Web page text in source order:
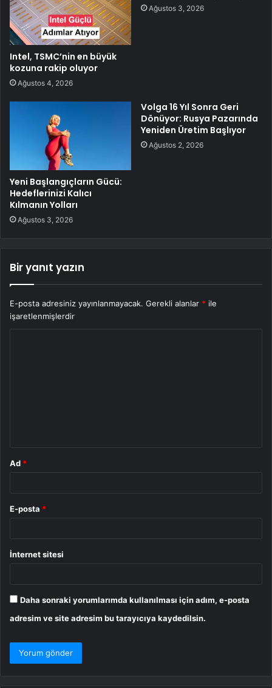
Intel, TSMC’nin en büyük
kozuna rakip oluyor
Ağustos 4, 2026
Ağustos 3, 2026
Yeni Başlangıçların Gücü:
Hedeflerinizi Kalıcı
Kılmanın Yolları
Ağustos 3, 2026
Volga 16 Yıl Sonra Geri
Dönüyor: Rusya Pazarında
Yeniden Üretim Başlıyor
Ağustos 2, 2026
Bir yanıt yazın
E-posta adresiniz yayınlanmayacak. Gerekli alanlar * ile
işaretlenmişlerdir
Ad *
E-posta *
İnternet sitesi
Daha sonraki yorumlarımda kullanılması için adım, e-posta
adresim ve site adresim bu tarayıcıya kaydedilsin.